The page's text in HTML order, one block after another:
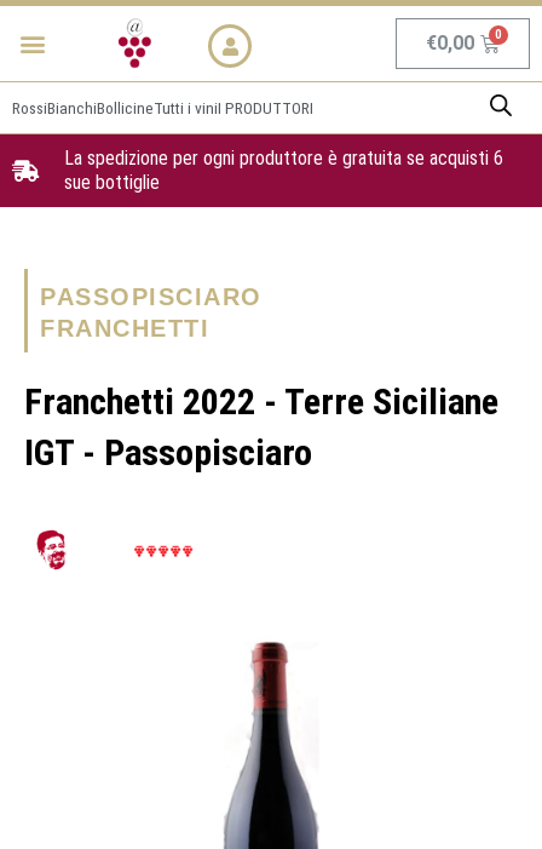
Vai
Menu €0,00
RossiBianchiBollicineTutti i viniI PRODUTTORI
La spedizione per ogni produttore è gratuita se acquisti 6
sue bottiglie
PASSOPISCIARO
FRANCHETTI
Franchetti 2022 - Terre Siciliane
IGT - Passopisciaro